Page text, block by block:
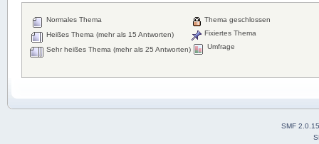
Normales Thema
Heißes Thema (mehr als 15 Antworten)
Sehr heißes Thema (mehr als 25 Antworten)
Thema geschlossen
Fixiertes Thema
Umfrage
SMF 2.0.15